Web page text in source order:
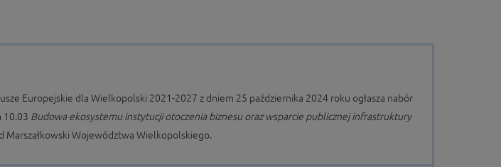
Europejskie dla Wielkopolski 2021-2027 z dniem 25 października 2024 roku ogłasza nabór
10.03 Budowa ekosystemu instytucji otoczenia biznesu oraz wsparcie publicznej infrastruktury
Marszałkowski Województwa Wielkopolskiego.